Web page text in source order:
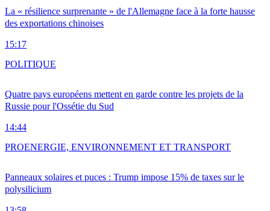
La « résilience surprenante » de l'Allemagne face à la forte hausse
des exportations chinoises
15:17
Quatre pays européens mettent en garde contre les projets de la
Russie pour l'Ossétie du Sud
14:44
POLITIQUE
Panneaux solaires et puces : Trump impose 15% de taxes sur le
polysilicium
PROENERGIE, ENVIRONNEMENT ET TRANSPORT